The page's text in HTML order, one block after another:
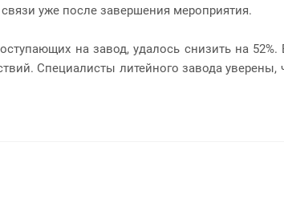
уже после завершения мероприятия.
на завод, удалось снизить на 52%.
Специалисты литейного завода